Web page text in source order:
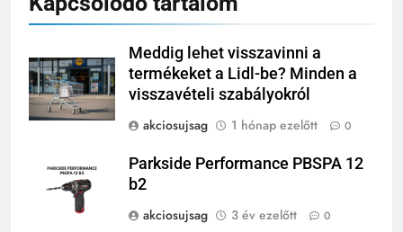
Meddig lehet visszavinni a
termékeket a Lidl-be? Minden a
visszavételi szabályokról
akciosujsag
1 hónap ezelőtt 0
Parkside Performance PBSPA 12
b2
akciosujsag
3 év ezelőtt 0